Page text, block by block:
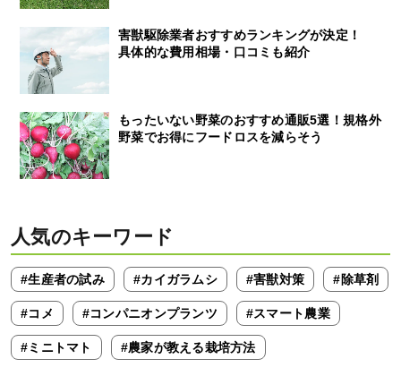
害獣駆除業者おすすめランキングが決定！
具体的な費用相場・口コミも紹介
もったいない野菜のおすすめ通販5選！規格外
野菜でお得にフードロスを減らそう
人気のキーワード
#生産者の試み #カイガラムシ #害獣対策 #除草剤
#コメ #コンパニオンプランツ #スマート農業
#ミニトマト #農家が教える栽培方法